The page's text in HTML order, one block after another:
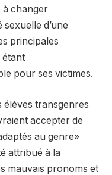
à changer
sexuelle d’une
principales
étant
pour ses victimes.
élèves transgenres
accepter de
au genre»
attribué à la
mauvais pronoms et